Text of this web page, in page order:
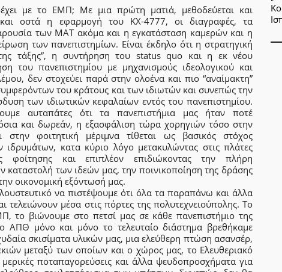
με το ΕΜΠ; Με μια πρώτη ματιά, μεθοδεύεται και
οστά η εφαρμογή του ΚΧ-4777, οι διαγραφές, τα
των ΜΑΤ ακόμα και η εγκατάσταση καμερών και η
των πανεπιστημίων. Είναι έκδηλο ότι η στρατηγική
τάξης”, η συντήρηση του status quo και η εκ νέου
του πανεπιστημίου με μηχανισμούς ιδεολογικού και
δεν στοχεύει παρά στην ολοένα και πιο “αναίμακτη”
του κράτους και των ιδιωτών και συνεπώς την
των ιδιωτικών κεφαλαίων εντός του πανεπιστημίου.
αυταπάτες ότι τα πανεπιστήμια μας ήταν ποτέ
και δωρεάν, η εξασφάλιση τώρα χορηγιών τόσο στην
φοιτητική μέριμνα τίθεται ως βασικός στόχος
ιδρυμάτων, κατα κύριο λόγο μετακυλώντας στις πλάτες
φοίτησης και επιπλέον επιδιώκοντας την πλήρη
καταστολή των ιδεών μας, την ποινικοποίηση της δράσης
οικονομική εξόντωσή μας.
να πιστέψουμε ότι όλα τα παραπάνω και άλλα
τελειώνουν μέσα στις πόρτες της πολυτεχνειούπολης. Το
το βιώνουμε στο πετσί μας σε κάθε πανεπιστήμιο της
ΑΠΘ μόνο και μόνο το τελευταίο διάστημα βρεθήκαμε
σκισίματα υλικών μας, μια ελεύθερη πτώση ασανσέρ,
μεταξύ των οποίων και ο χώρος μας, το Ελευθεριακό
ποταπαγορεύσεις και άλλα ψευδοπροσχήματα για